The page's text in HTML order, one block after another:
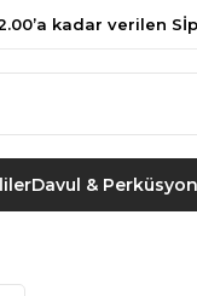
kadar verilen
Davul & Perküsyon